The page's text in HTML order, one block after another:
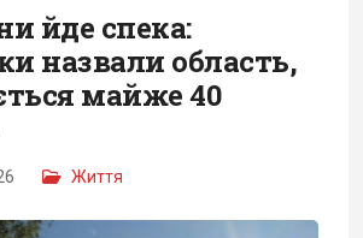
йде спека:
назвали область,
майже 40
Життя